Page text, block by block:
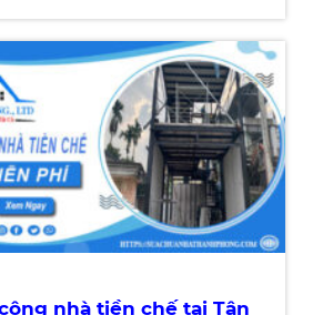
nhà tiền chế tại Tân